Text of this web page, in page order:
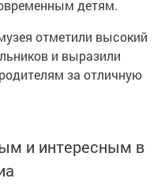
детям.
отметили высокий
и выразили
за отличную
и интересным в